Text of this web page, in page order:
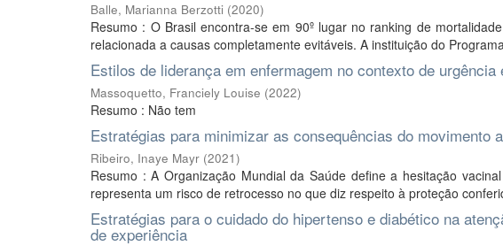
Balle, Marianna Berzotti (2020)
Resumo : O Brasil encontra-se em 90º lugar no ranking de
relacionada a causas completamente evitáveis. A instituição do
Estilos de liderança em enfermagem no contexto de
Massoquetto, Franciely Louise (2022)
Resumo : Não tem
Estratégias para minimizar as consequências do movimento
Ribeiro, Inaye Mayr (2021)
Resumo : A Organização Mundial da Saúde define a hesitação
representa um risco de retrocesso no que diz respeito à proteção
Estratégias para o cuidado do hipertenso e diabético na
de experiência